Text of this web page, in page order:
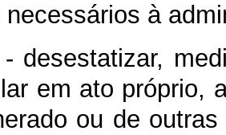
necessários à
desestatizar,
em ato próprio,
ou de